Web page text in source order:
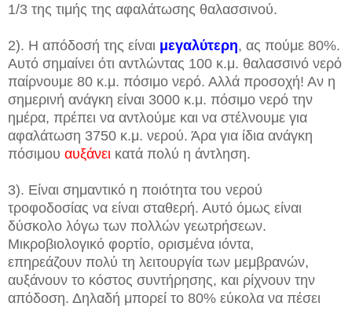
1/3 της τιμής της αφαλάτωσης θαλασσινού.
2). Η απόδοσή της είναι μεγαλύτερη, ας πούμε 80%.
Αυτό σημαίνει ότι αντλώντας 100 κ.μ. θαλασσινό νερό
παίρνουμε 80 κ.μ. πόσιμο νερό. Αλλά προσοχή! Αν η
σημερινή ανάγκη είναι 3000 κ.μ. πόσιμο νερό την
ημέρα, πρέπει να αντλούμε και να στέλνουμε για
αφαλάτωση 3750 κ.μ. νερού. Άρα για ίδια ανάγκη
πόσιμου αυξάνει κατά πολύ η άντληση.
3). Είναι σημαντικό η ποιότητα του νερού
τροφοδοσίας να είναι σταθερή. Αυτό όμως είναι
δύσκολο λόγω των πολλών γεωτρήσεων.
Μικροβιολογικό φορτίο, ορισμένα ιόντα,
επηρεάζουν πολύ τη λειτουργία των μεμβρανών,
αυξάνουν το κόστος συντήρησης, και ρίχνουν την
απόδοση. Δηλαδή μπορεί το 80% εύκολα να πέσει